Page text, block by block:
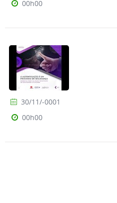
00h00
30/11/-0001
00h00